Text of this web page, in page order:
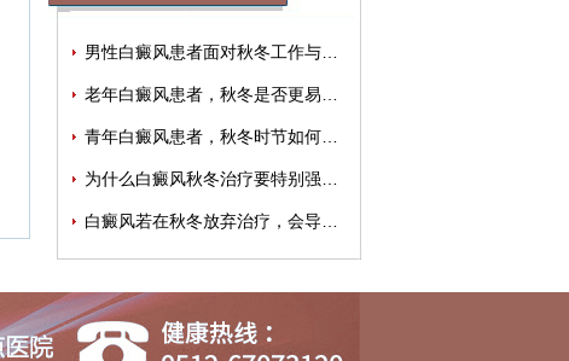
男性白癜风患者面对秋冬工作与生活压力
青年白癜风患者，秋冬时节如何有效缓解